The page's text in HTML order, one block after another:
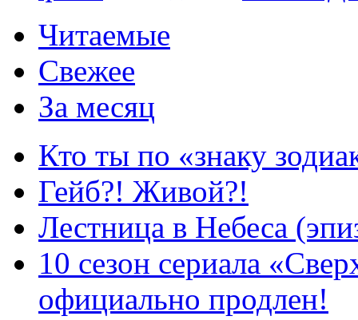
Читаемые
Свежее
За месяц
Кто ты по «знаку
Гейб?! Живой?!
Лестница в Небеса
10 сезон сериала
официально продлен!